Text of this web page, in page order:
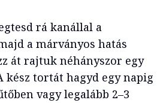
rá kanállal a
a márványos hatás
át rajtuk néhányszor egy
kész tortát hagyd egy napig
vagy legalább 2–3